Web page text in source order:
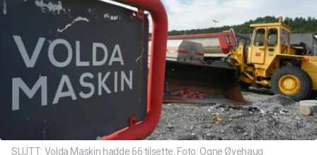
SLUTT: Volda Maskin hadde 66 tilsette. Foto: Ogne Øyehaug